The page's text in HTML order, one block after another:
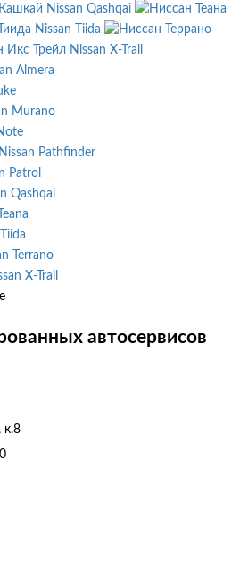
Nissan Qashqai
Nissan Tiida
Nissan X-Trail
Almera
Murano
Nissan Pathfinder
Patrol
Qashqai
Terrano
X-Trail
автосервисов
к.8